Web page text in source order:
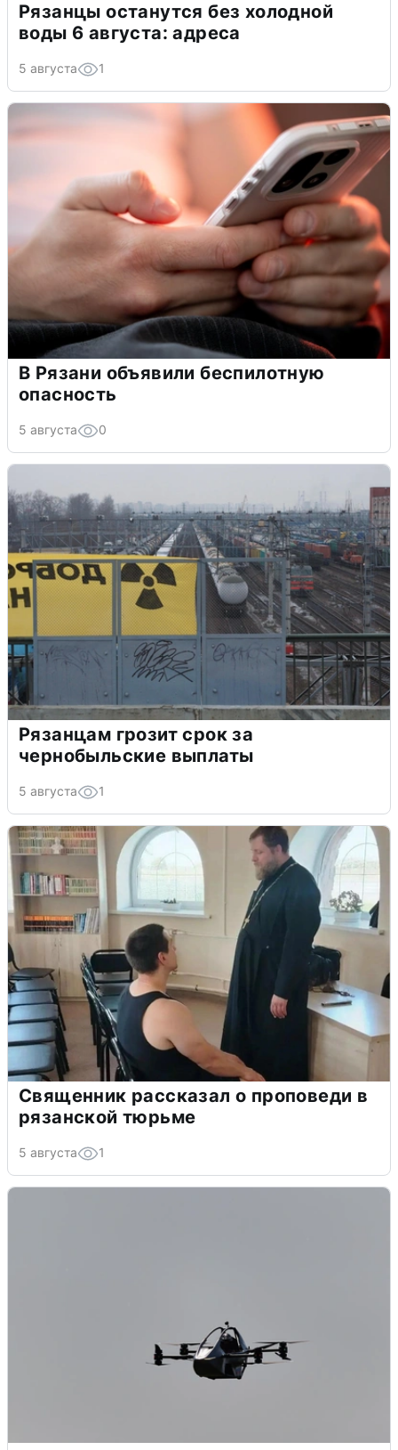
Рязанцы останутся без холодной
воды 6 августа: адреса
5 августа 1
В Рязани объявили беспилотную
опасность
5 августа 0
Рязанцам грозит срок за
чернобыльские выплаты
5 августа 1
Священник рассказал о проповеди в
рязанской тюрьме
5 августа 1